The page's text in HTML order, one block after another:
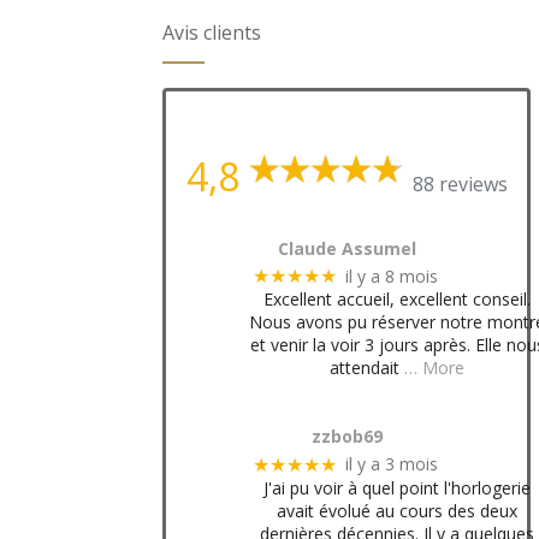
Avis clients
4,8 88 reviews
Claude Assumel
★★★★★ il y a 8 mois
Excellent accueil, excellent conseil.
Nous avons pu réserver notre
et venir la voir 3 jours après. Elle
attendait … More
zzbob69
★★★★★ il y a 3 mois
J'ai pu voir à quel point l'horlogerie
avait évolué au cours des deux
dernières décennies. Il y a quelques